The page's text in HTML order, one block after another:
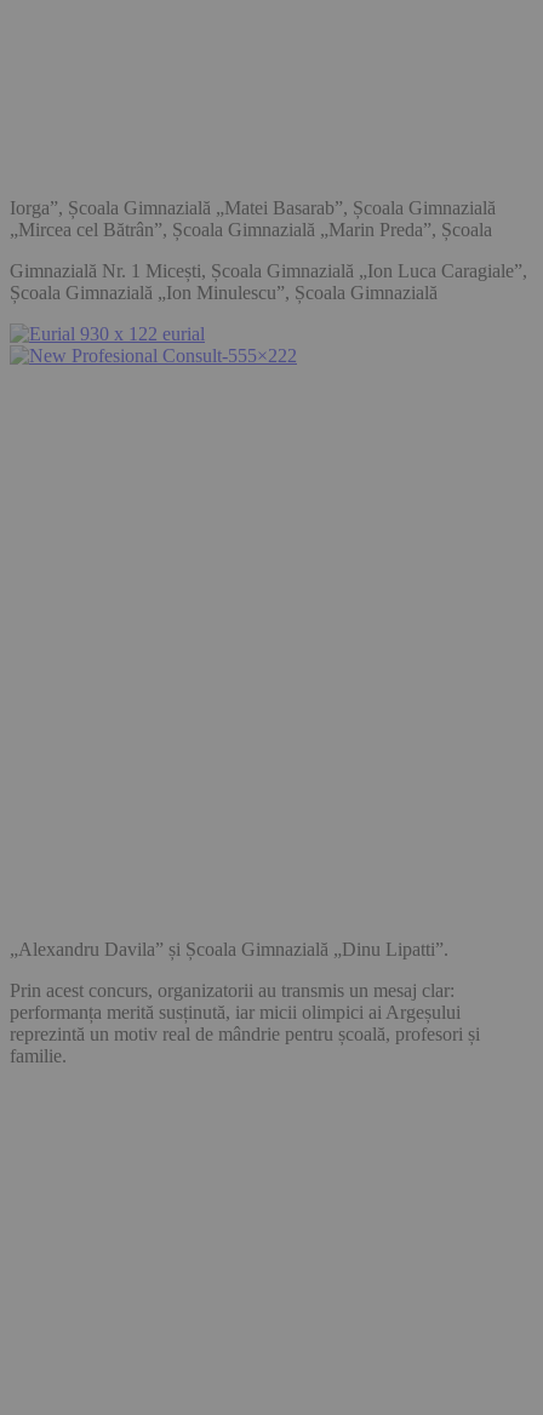
Iorga”, Școala Gimnazială „Matei Basarab”, Școala Gimnazială
„Mircea cel Bătrân”, Școala Gimnazială „Marin Preda”, Școala
Gimnazială Nr. 1 Micești, Școala Gimnazială „Ion Luca Caragiale”,
Școala Gimnazială „Ion Minulescu”, Școala Gimnazială
„Alexandru Davila” și Școala Gimnazială „Dinu Lipatti”.
Prin acest concurs, organizatorii au transmis un mesaj clar:
performanța merită susținută, iar micii olimpici ai Argeșului
reprezintă un motiv real de mândrie pentru școală, profesori și
familie.